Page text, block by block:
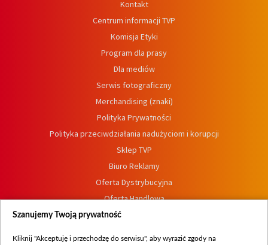
Kontakt
Centrum informacji TVP
Komisja Etyki
Program dla prasy
Dla mediów
Serwis fotograficzny
Merchandising (znaki)
Polityka Prywatności
Polityka przeciwdziałania nadużyciom i korupcji
Sklep TVP
Biuro Reklamy
Oferta Dystrybucyjna
Oferta Handlowa
Dostępność
Szanujemy Twoją prywatność
Kliknij "Akceptuję i przechodzę do serwisu", aby wyrazić zgody na